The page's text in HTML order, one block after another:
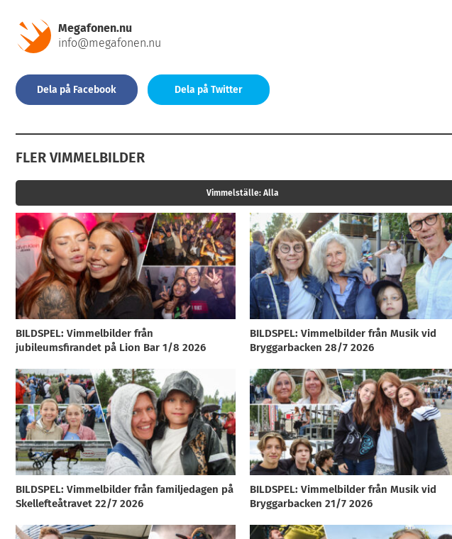
Megafonen.nu
info@megafonen.nu
Dela på Facebook Dela på Twitter
FLER VIMMELBILDER
Vimmelställe: Alla
BILDSPEL: Vimmelbilder från
jubileumsfirandet på Lion Bar 1/8 2026
BILDSPEL: Vimmelbilder från Musik vid
Bryggarbacken 28/7 2026
BILDSPEL: Vimmelbilder från familjedagen på
Skellefteåtravet 22/7 2026
BILDSPEL: Vimmelbilder från Musik vid
Bryggarbacken 21/7 2026